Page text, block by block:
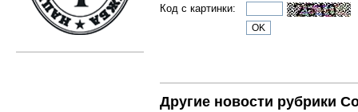
Код с картинки:
Другие новости рубрики